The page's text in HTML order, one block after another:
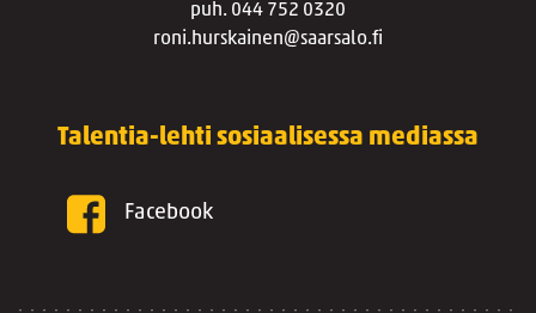
puh. 044 752 0320
roni.hurskainen@saarsalo.fi
Talentia-lehti sosiaalisessa mediassa
Facebook